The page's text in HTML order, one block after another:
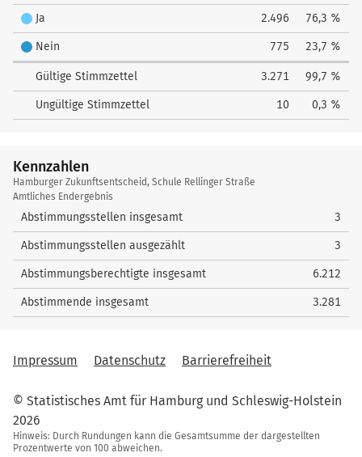
Ja 2.496 76,3 %
Nein 775 23,7 %
Gültige Stimmzettel 3.271 99,7 %
Ungültige Stimmzettel 10 0,3 %
Kennzahlen
Kennzahlen
Hamburger Zukunftsentscheid, Schule Rellinger Straße
Amtliches Endergebnis
Abstimmungsstellen insgesamt 3
Abstimmungsstellen ausgezählt 3
Abstimmungsberechtigte insgesamt 6.212
Abstimmende insgesamt 3.281
Impressum Datenschutz Barrierefreiheit
© Statistisches Amt für Hamburg und Schleswig-Holstein
2026
Hinweis: Durch Rundungen kann die Gesamtsumme der dargestellten
Prozentwerte von 100 abweichen.